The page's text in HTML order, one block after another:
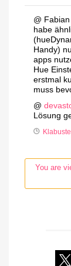
@
habe
Handy)
apps
Hue
erstmal
muss
@
Lösung
You are